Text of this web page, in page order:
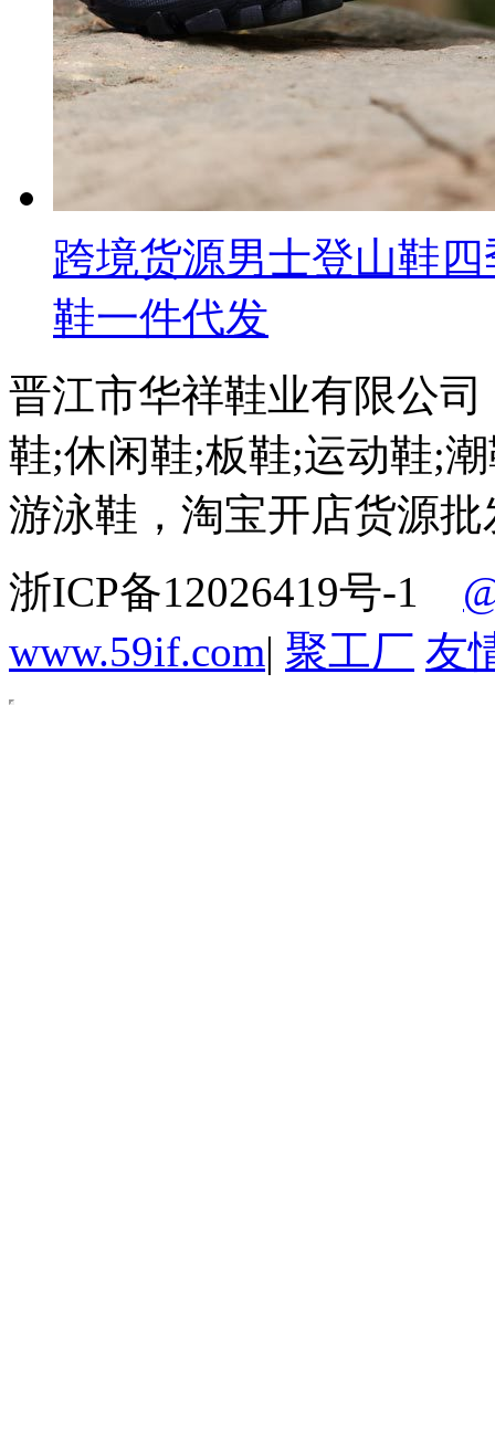
跨境货源男士登山鞋
鞋一件代发
晋江市华祥鞋业有限公
鞋;休闲鞋;板鞋;运动鞋;
游泳鞋，淘宝开店货源
浙ICP备12026419号-1
www.59if.com| 聚工厂 友